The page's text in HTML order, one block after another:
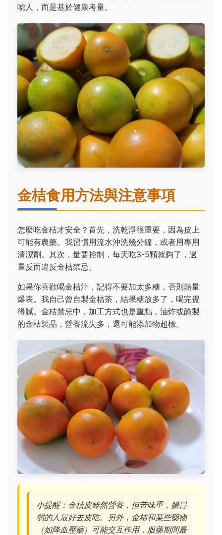
唬人，而是基於健康考量。
金桔食用方法與注意事項
怎麼吃金桔才安全？首先，洗乾淨很重要，因為皮上
可能有農藥。我習慣用流水沖洗幾分鐘，或者用專用
清潔劑。其次，量要控制，每天吃3-5顆就夠了，過
量反而違反金桔禁忌。
如果你喜歡喝金桔汁，記得不要加太多糖，否則熱量
爆表。我自己曾自製金桔茶，結果糖放多了，喝完覺
得膩。金桔禁忌中，加工方式也是重點，油炸或醃製
的金桔製品，營養流失多，還可能添加物超標。
小提醒：金桔皮雖然營養，但苦味重，腸胃
弱的人最好去皮吃。另外，金桔和某些藥物
（如降血壓藥）可能交互作用，服藥期間最